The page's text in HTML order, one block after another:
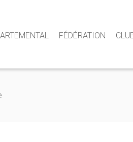
FÉDÉRATION